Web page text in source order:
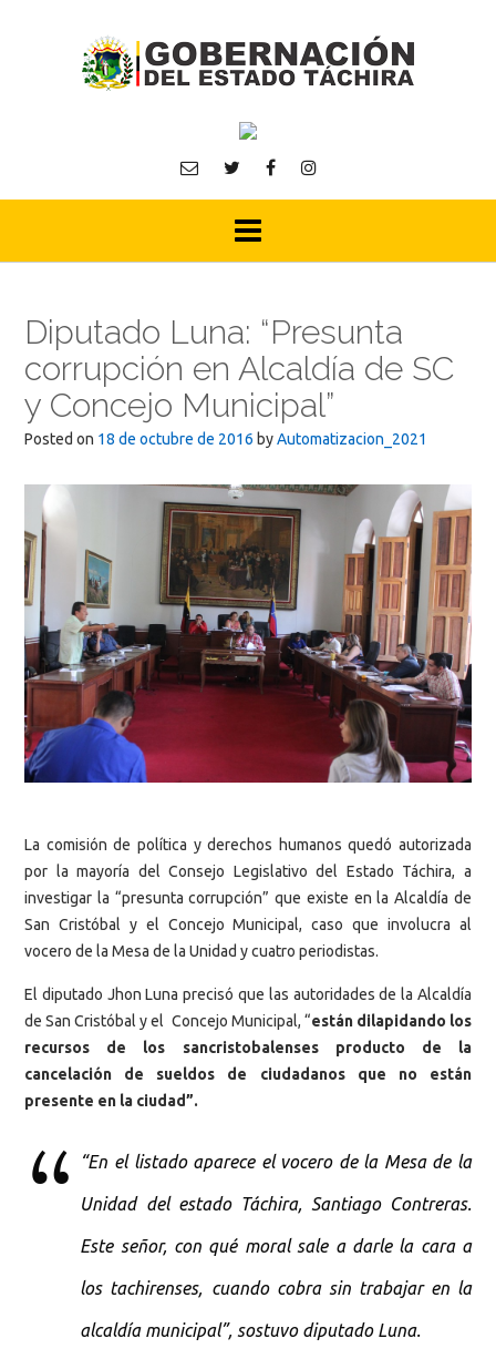
Diputado Luna: “Presunta
corrupción en Alcaldía de SC
y Concejo Municipal”
Posted on 18 de octubre de 2016 byAutomatizacion_2021
La comisión de política y derechos humanos quedó autorizada
por la mayoría del Consejo Legislativo del Estado Táchira, a
investigar la “presunta corrupción” que existe en la Alcaldía de
San Cristóbal y el Concejo Municipal, caso que involucra al
vocero de la Mesa de la Unidad y cuatro periodistas.
El diputado Jhon Luna precisó que las autoridades de la Alcaldía
de San Cristóbal y el Concejo Municipal, “están dilapidando los
recursos de los sancristobalenses producto de la
cancelación de sueldos de ciudadanos que no están
presente en la ciudad”.
“En el listado aparece el vocero de la Mesa de la
Unidad del estado Táchira, Santiago Contreras.
Este señor, con qué moral sale a darle la cara a
los tachirenses, cuando cobra sin trabajar en la
alcaldía municipal”, sostuvo diputado Luna.